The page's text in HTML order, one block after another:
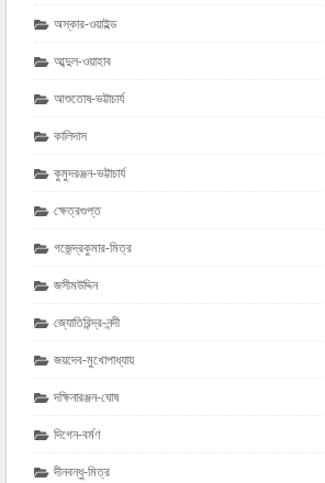
অস্কার-ওয়াইল্ড
আব্দুল-ওয়াহাব
আশুতোষ-ভট্টাচার্য
কালিদাস
কুমুদরঞ্জন-ভট্টাচার্য
ক্ষেত্রগুপ্ত
গজেন্দ্রকুমার-মিত্র
জসীমউদ্দিন
জ্যোতিরিন্দ্র-নন্দী
জয়দেব-মুখোপাধ্যায়
দক্ষিনারঞ্জন-ঘোষ
দিগেন-বর্মণ
দীনবন্ধু-মিত্র